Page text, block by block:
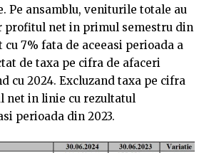
Pe ansamblu, veniturile totale au
profitul net in primul semestru din
cu 7% fata de aceeasi perioada a
de taxa pe cifra de afaceri
cu 2024. Excluzand taxa pe cifra
net in linie cu rezultatul
perioada din 2023.